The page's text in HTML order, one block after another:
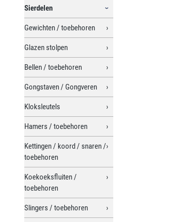
Sierdelen
Gewichten / toebehoren
Glazen stolpen
Bellen / toebehoren
Gongstaven / Gongveren
Kloksleutels
Hamers / toebehoren
Kettingen / koord / snaren /
toebehoren
Koekoeksfluiten /
toebehoren
Slingers / toebehoren